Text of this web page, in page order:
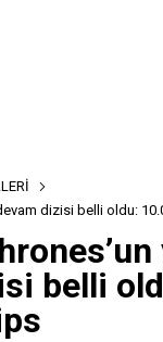
dizisi belli oldu:
belli